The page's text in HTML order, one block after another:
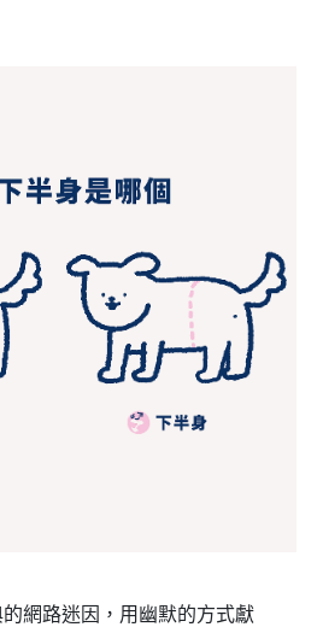
網路迷因，用幽默的方式獻